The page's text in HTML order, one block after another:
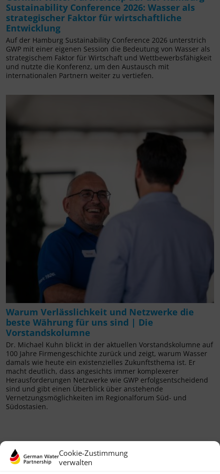
Cookie-Zustimmung
verwalten
Sustainability Conference 2026: Wasser als
strategischer Faktor für wirtschaftliche
Entwicklung
Auf der Hamburg Sustainability Conference 2026 unterstrich
GWP mit einer eigenen Session die Bedeutung von Wasser als
strategischem Faktor für Wirtschaft und Wettbewerbsfähigkeit
und nutzte die Konferenz, um den Austausch mit
internationalen Partnern weiter zu vertiefen.
Warum Verlässlichkeit und Netzwerke die
beste Währung für uns sind | Die
Vorstandskolumne
Dr. Michael Kuhn blickt in der aktuellen Vorstandskolumne auf
100 Jahre Firmengeschichte zurück und zeigt, warum Wasser
damals wie heute ein existenzielles Zukunftsthema ist. Er
macht deutlich, dass angesichts immer komplexerer
Herausforderungen Netzwerke wie GWP erfolgsentscheidend
sind und gibt einen Überblick über anstehende
Vernetzungsmöglichkeiten im Regionalforum Süd- und
Südostasien.